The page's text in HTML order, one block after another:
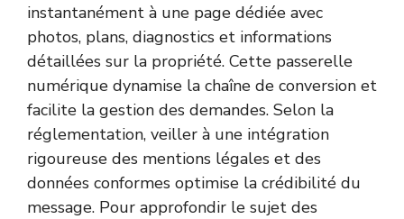
instantanément à une page dédiée avec
photos, plans, diagnostics et informations
détaillées sur la propriété. Cette passerelle
numérique dynamise la chaîne de conversion et
facilite la gestion des demandes. Selon la
réglementation, veiller à une intégration
rigoureuse des mentions légales et des
données conformes optimise la crédibilité du
message. Pour approfondir le sujet des